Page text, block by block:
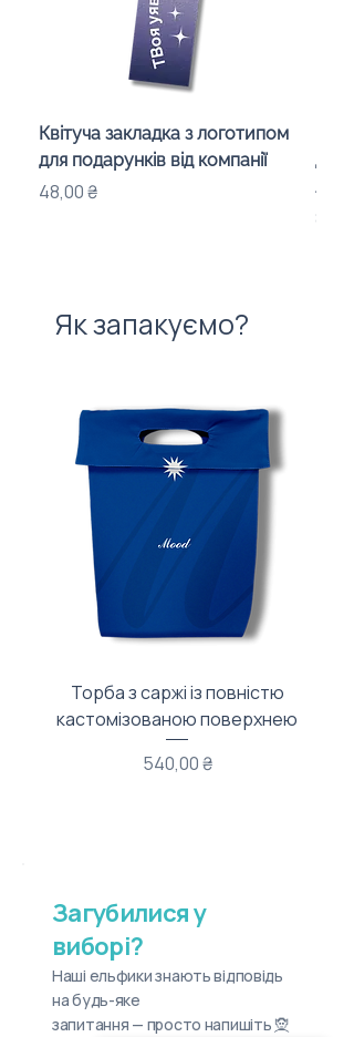
Квітуча закладка з логотипом
для подарунків від компанії
Ціна
48,00 ₴
для
Ціна
Як запакуємо?
Торба з саржі із повністю
кастомізованою поверхнею
Ціна
540,00 ₴
Загубилися у
виборі?
Наші ельфики знають відповідь
на будь-яке
запитання — просто напишіть 🧝